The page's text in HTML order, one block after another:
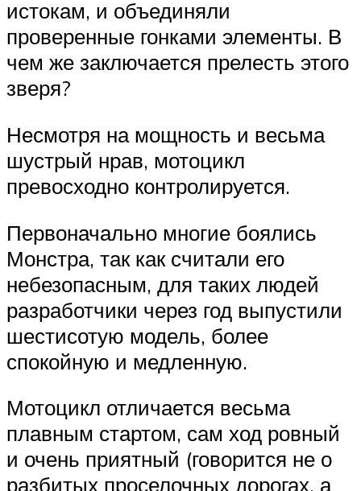
истокам, и объединяли
проверенные гонками элементы. В
чем же заключается прелесть этого
зверя?
Несмотря на мощность и весьма
шустрый нрав, мотоцикл
превосходно контролируется.
Первоначально многие боялись
Монстра, так как считали его
небезопасным, для таких людей
разработчики через год выпустили
шестисотую модель, более
спокойную и медленную.
Мотоцикл отличается весьма
плавным стартом, сам ход ровный
и очень приятный (говорится не о
разбитых проселочных дорогах, а